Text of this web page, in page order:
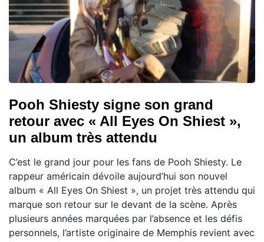
Pooh Shiesty signe son grand
retour avec « All Eyes On Shiest »,
un album très attendu
C’est le grand jour pour les fans de Pooh Shiesty. Le
rappeur américain dévoile aujourd’hui son nouvel
album « All Eyes On Shiest », un projet très attendu qui
marque son retour sur le devant de la scène. Après
plusieurs années marquées par l’absence et les défis
personnels, l’artiste originaire de Memphis revient avec